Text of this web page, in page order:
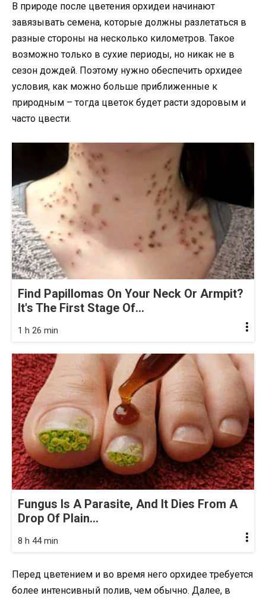
В природе после цветения орхидеи начинают
завязывать семена, которые должны разлетаться в
разные стороны на несколько километров. Такое
возможно только в сухие периоды, но никак не в
сезон дождей. Поэтому нужно обеспечить орхидее
условия, как можно больше приближенные к
природным – тогда цветок будет расти здоровым и
часто цвести.
Find Papillomas On Your Neck Or Armpit?
It's The First Stage Of...
1 h 26 min
Fungus Is A Parasite, And It Dies From A
Drop Of Plain...
8 h 44 min
Перед цветением и во время него орхидее требуется
более интенсивный полив, чем обычно. Далее, в